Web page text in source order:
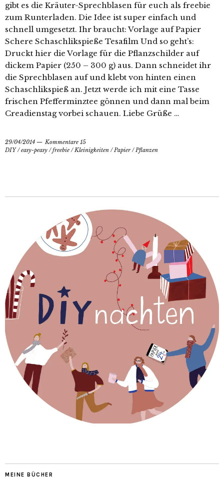
gibt es die Kräuter-Sprechblasen für euch als freebie
zum Runterladen. Die Idee ist super einfach und
schnell umgesetzt. Ihr braucht: Vorlage auf Papier
Schere Schaschlikspieße Tesafilm Und so geht’s:
Druckt hier die Vorlage für die Pflanzschilder auf
dickem Papier (250 – 300 g) aus. Dann schneidet ihr
die Sprechblasen auf und klebt von hinten einen
Schaschlikspieß an. Jetzt werde ich mit eine Tasse
frischen Pfefferminztee gönnen und dann mal beim
Creadienstag vorbei schauen. Liebe Grüße …
29/04/2014
Kommentare 15
DIY/easy-peasy /freebie /Kleinigkeiten /Papier/Pflanzen
MEINE BÜCHER